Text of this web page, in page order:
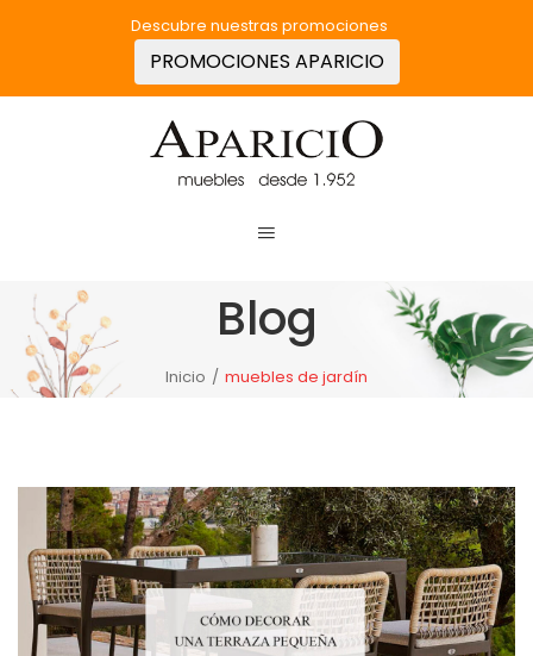
Descubre nuestras promociones
PROMOCIONES APARICIO
Blog
Inicio / muebles de jardín